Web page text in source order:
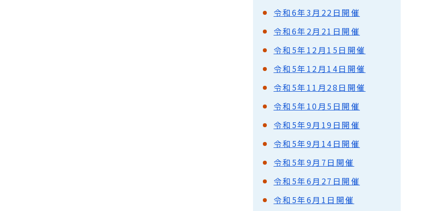
令和6年3月22日開催
令和6年2月21日開催
令和5年12月15日開催
令和5年12月14日開催
令和5年11月28日開催
令和5年10月5日開催
令和5年9月19日開催
令和5年9月14日開催
令和5年9月7日開催
令和5年6月27日開催
令和5年6月1日開催